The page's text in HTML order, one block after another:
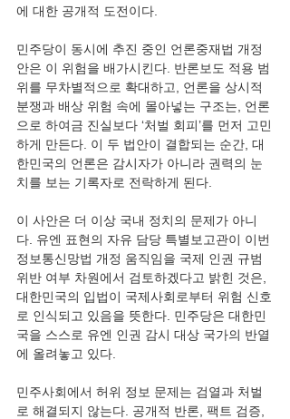
에 대한 공개적 도전이다.
민주당이 동시에 추진 중인 언론중재법 개정
안은 이 위험을 배가시킨다. 반론보도 적용 범
위를 무차별적으로 확대하고, 언론을 상시적
분쟁과 배상 위험 속에 몰아넣는 구조는, 언론
으로 하여금 진실보다 ‘처벌 회피’를 먼저 고민
하게 만든다. 이 두 법안이 결합되는 순간, 대
한민국의 언론은 감시자가 아니라 권력의 눈
치를 보는 기록자로 전락하게 된다.
이 사안은 더 이상 국내 정치의 문제가 아니
다. 유엔 표현의 자유 담당 특별보고관이 이번
정보통신망법 개정 움직임을 국제 인권 규범
위반 여부 차원에서 검토하겠다고 밝힌 것은,
대한민국의 입법이 국제사회로부터 위험 신호
로 인식되고 있음을 뜻한다. 민주당은 대한민
국을 스스로 유엔 인권 감시 대상 국가의 반열
에 올려놓고 있다.
민주사회에서 허위 정보 문제는 검열과 처벌
로 해결되지 않는다. 공개적 반론, 팩트 검증,